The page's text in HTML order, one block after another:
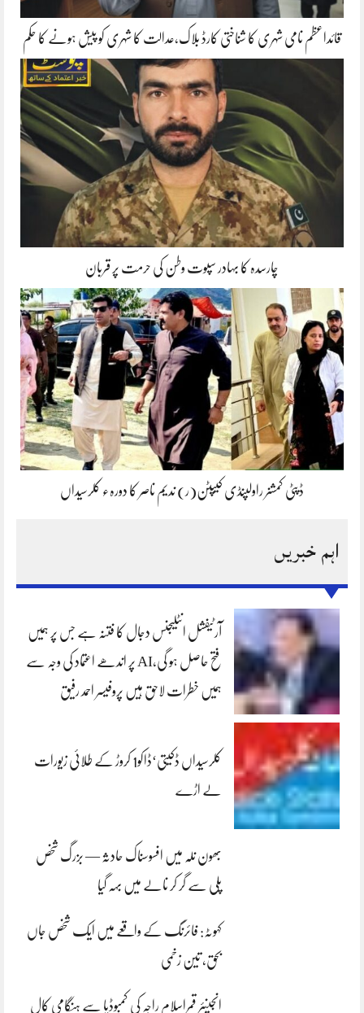
قائداعظم نامی شہری کا شناختی کارڈ بلاک،عدالت کا شہری کو پیش ہونے کا حکم
چارسدہ کا بہادر سپوت وطن کی حرمت پر قربان
ڈپٹی کمشنر راولپنڈی کیپٹن(ر) ندیم ناصر کا دورہء کلرسیداں
اہم خبریں
آرٹیفشل انٹلیجنس دجال کا فتنہ ہے جس پر ہمیں
فتح حاصل ہو گی،AI پر اندھے اعتماد کی وجہ سے
ہمیں خطرات لاحق ہیں پروفیسر احمد رفیق
کلرسیداں ڈکیتی‘ڈاکو1 کروڑ کے طلائی زیورات
لے اڑے
بھون نلہ میں افسوسناک حادثہ — بزرگ شخص
پلی سے گر کر نالے میں بہہ گیا
کہوٹہ: فائرنگ کے واقعے میں ایک شخص جاں
بحق، تین زخمی
انجینئر قمراسلام راجہ کی کمبوڈیا سے ہنگامی کال